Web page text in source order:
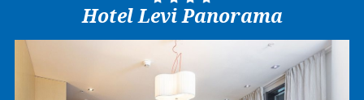
ПОСЛЕДВАЙТЕ НИ
Hotel Levi Panorama